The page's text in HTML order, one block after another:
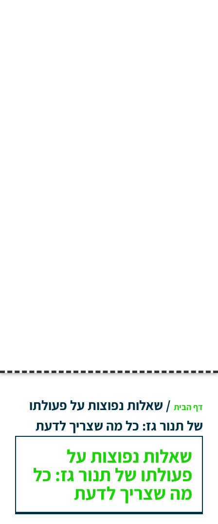
דף הבית / שאלות נפוצות על פעולתו
של תנור גז: כל מה שצריך לדעת
שאלות נפוצות על
פעולתו של תנור גז: כל
מה שצריך לדעת